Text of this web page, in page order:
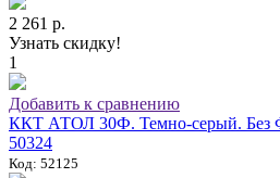
2 261 р.
Узнать скидку!
1
Добавить к сравнению
ККТ АТОЛ 30Ф. Темно-серый. Без
50324
Код: 52125